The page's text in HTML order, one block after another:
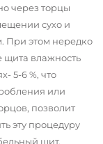
через торцы
сухо и
При этом нередко
щита влажность
5-6 %, что
или
позволит
эту процедуру
щит.